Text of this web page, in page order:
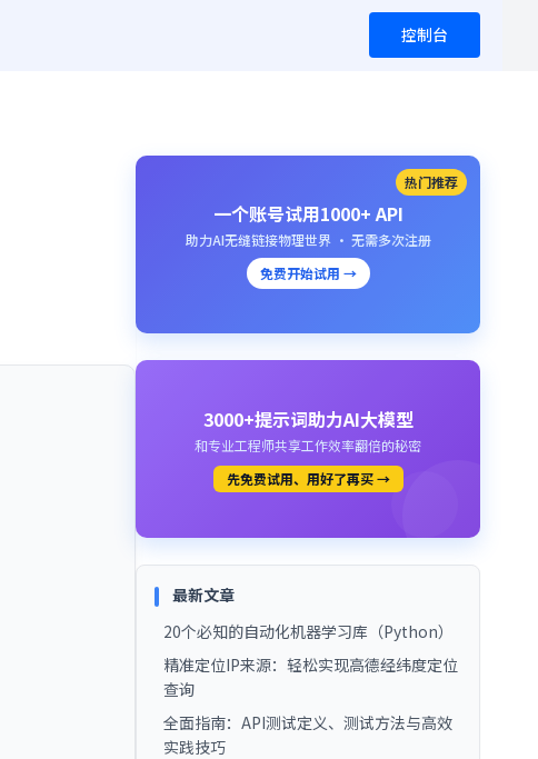
控制台
热门推荐
一个账号试用1000+ API
助力AI无缝链接物理世界 · 无需多次注册
免费开始试用 →
3000+提示词助力AI大模型
和专业工程师共享工作效率翻倍的秘密
先免费试用、用好了再买 →
最新文章
20个必知的自动化机器学习库（Python）
精准定位IP来源：轻松实现高德经纬度定位
查询
全面指南：API测试定义、测试方法与高效
实践技巧